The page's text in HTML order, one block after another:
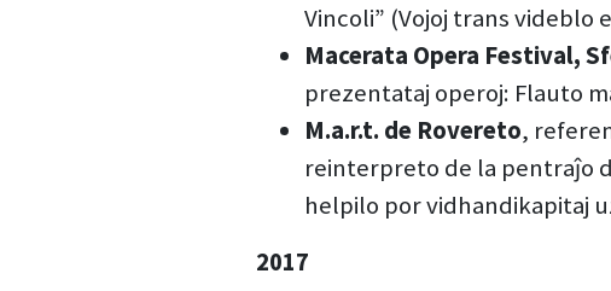
Vincoli” (Vojoj trans videblo
Macerata Opera Festival,
prezentataj operoj: Flauto
M.a.r.t. de Rovereto,
reinterpreto de la pentraĵo
helpilo por vidhandikapitaj
2017